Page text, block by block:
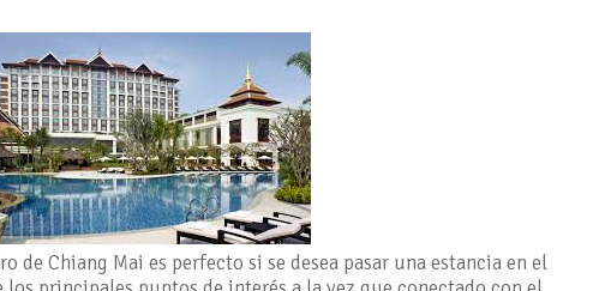
de Chiang Mai es perfecto si se desea pasar una estancia en el